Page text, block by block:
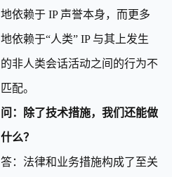
地依赖于 IP 声誉本身，而更多
地依赖于“人类” IP 与其上发生
的非人类会话活动之间的行为不
匹配。
问：除了技术措施，我们还能做
什么？
答：法律和业务措施构成了至关